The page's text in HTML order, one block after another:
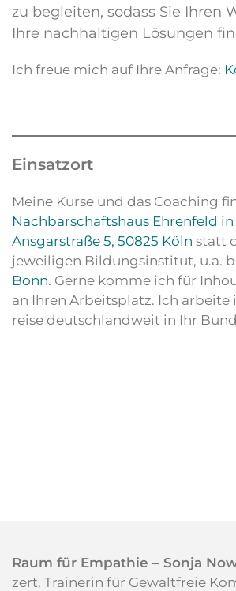
zu begleiten, sodass Sie Ihren
Ihre nachhaltigen Lösungen
Ich freue mich auf Ihre Anfrage:
Einsatzort
Meine Kurse und das Coaching
Nachbarschaftshaus Ehrenfeld
Ansgarstraße 5, 50825 Köln statt
jeweiligen Bildungsinstitut, u.a.
Bonn. Gerne komme ich für
an Ihren Arbeitsplatz. Ich arbeite
reise deutschlandweit in Ihr
Raum für Empathie – Sonja
zert. Trainerin für Gewaltfreie